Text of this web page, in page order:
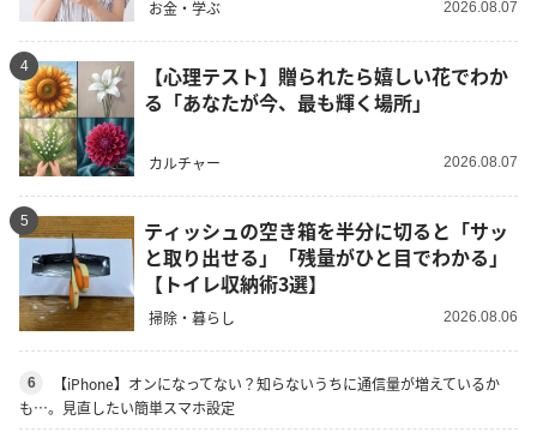
お金・学ぶ 2026.08.07
4
【心理テスト】贈られたら嬉しい花でわか
る「あなたが今、最も輝く場所」
カルチャー 2026.08.07
5
ティッシュの空き箱を半分に切ると「サッ
と取り出せる」「残量がひと目でわかる」
【トイレ収納術3選】
掃除・暮らし 2026.08.06
6
【iPhone】オンになってない？知らないうちに通信量が増えているか
も…。見直したい簡単スマホ設定